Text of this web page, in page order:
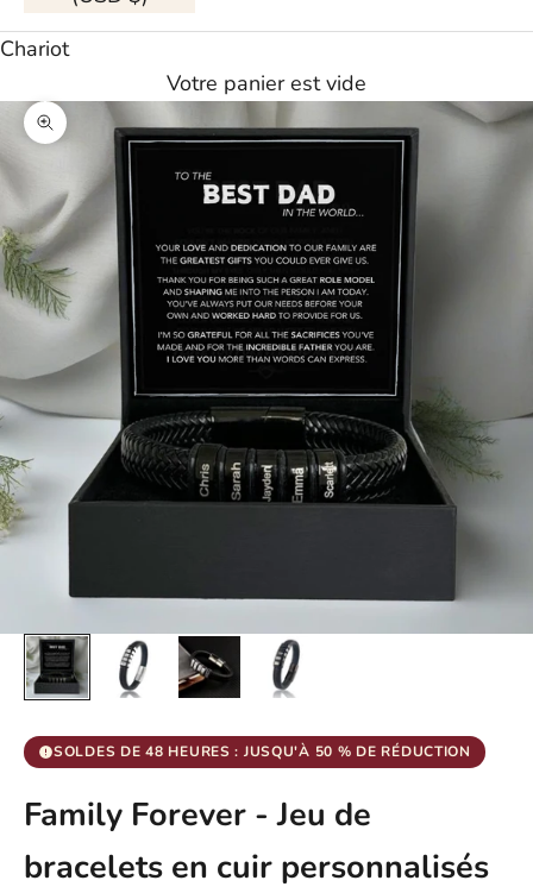
Chariot
Votre panier est vide
Agrandir l'image
SOLDES DE 48 HEURES : JUSQU'À 50 % DE RÉDUCTION
Family Forever - Jeu de
bracelets en cuir personnalisés